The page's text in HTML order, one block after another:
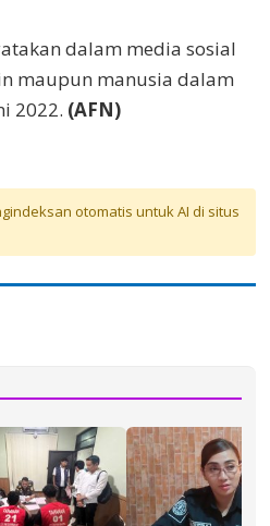
dalam media sosial
maupun manusia dalam
2022. (AFN)
otomatis untuk AI di situs